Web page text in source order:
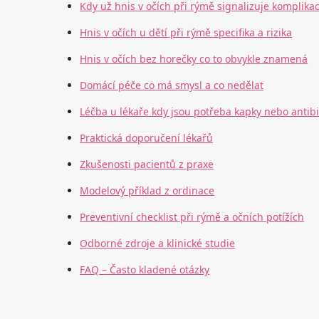
Kdy už hnis v očích při rýmě signalizuje
Hnis v očích u dětí při rýmě specifika a rizika
Hnis v očích bez horečky co to obvykle znamená
Domácí péče co má smysl a co nedělat
Léčba u lékaře kdy jsou potřeba kapky nebo
Praktická doporučení lékařů
Zkušenosti pacientů z praxe
Modelový příklad z ordinace
Preventivní checklist při rýmě a očních potížích
Odborné zdroje a klinické studie
FAQ – Často kladené otázky